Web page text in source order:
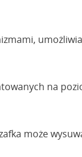
na
może